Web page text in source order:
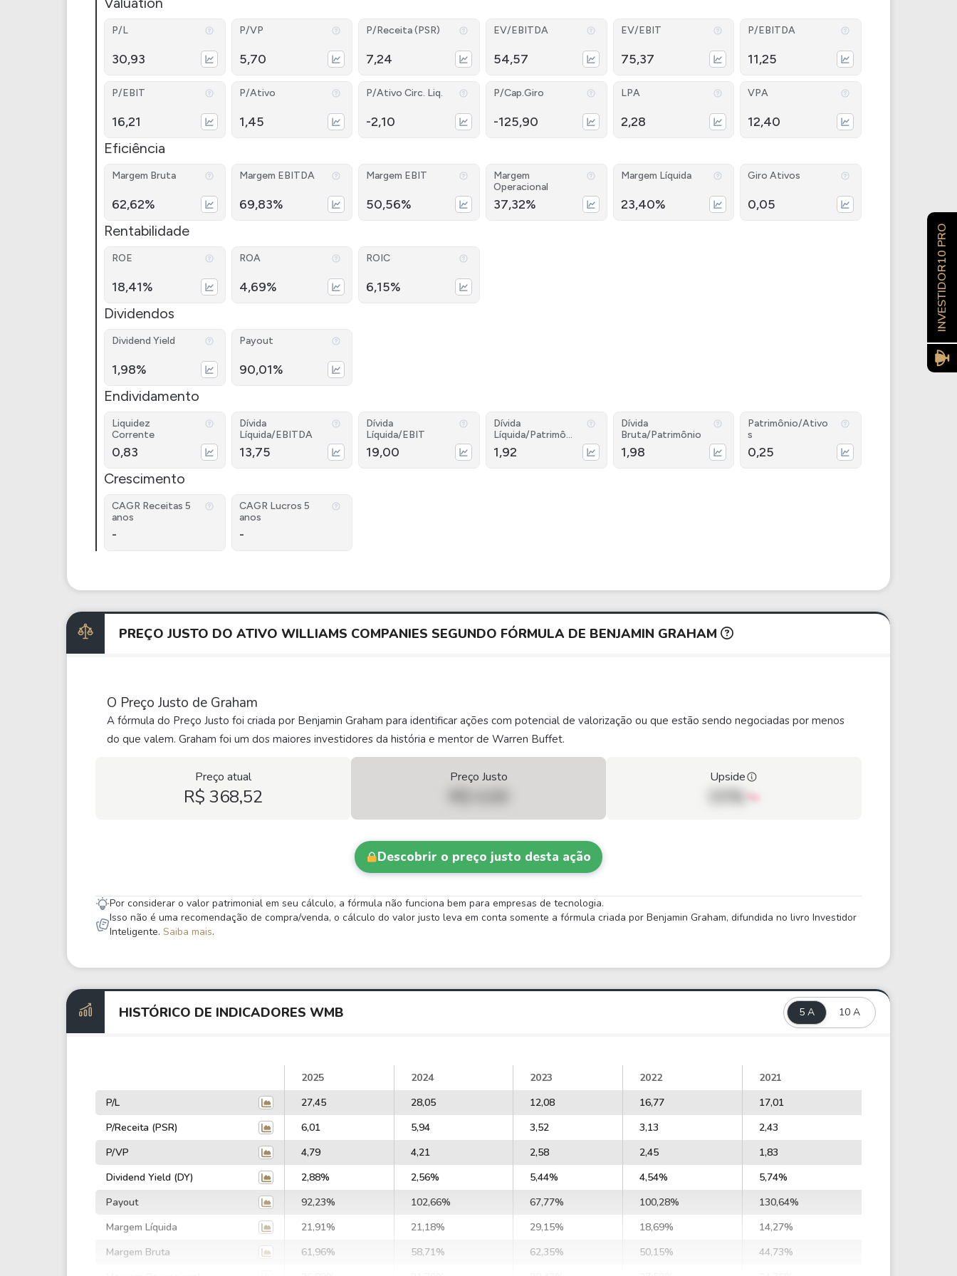
P/L
30,93
P/VP
5,70
P/Receita (PSR)
7,24
EV/EBITDA
54,57
EV/EBIT
75,37
P/EBITDA
11,25
P/EBIT
16,21
P/Ativo
1,45
P/Ativo Circ. Liq.
-2,10
P/Cap.Giro
-125,90
LPA
2,28
VPA
12,40
Eficiência
Margem Bruta
62,62%
Margem EBITDA
69,83%
Margem EBIT
50,56%
Margem
Operacional
37,32%
Margem Líquida
23,40%
Giro Ativos
0,05
Rentabilidade
ROE
18,41%
ROA
4,69%
ROIC
6,15%
Dividendos
Dividend Yield
1,98%
Payout
90,01%
Endividamento
Liquidez
Corrente
0,83
Dívida
Líquida/EBITDA
13,75
Dívida
Líquida/EBIT
19,00
Dívida
Líquida/Patrimôni
o
1,92
Dívida
Bruta/Patrimônio
1,98
Patrimônio/Ativo
s
0,25
Crescimento
CAGR Receitas 5
anos
-
CAGR Lucros 5
anos
-
PREÇO JUSTO DO ATIVO WILLIAMS COMPANIES SEGUNDO FÓRMULA DE BENJAMIN GRAHAM
O Preço Justo de Graham
A fórmula do Preço Justo foi criada por Benjamin Graham para identificar ações com potencial de valorização ou que estão sendo negociadas por menos
do que valem. Graham foi um dos maiores investidores da história e mentor de Warren Buffet.
Preço atual
R$ 368,52
Preço Justo Upside
00%
Descobrir o preço justo desta ação
Por considerar o valor patrimonial em seu cálculo, a fórmula não funciona bem para empresas de tecnologia.
Isso não é uma recomendação de compra/venda, o cálculo do valor justo leva em conta somente a fórmula criada por Benjamin Graham, difundida no livro Investidor
Inteligente. Saiba mais.
HISTÓRICO DE INDICADORES WMB 5 A 10 A
2025 2024 2023 2022
2021
P/L
27,45 28,05 12,08 16,77
17,01
P/Receita (PSR)
6,01 5,94 3,52 3,13
2,43
P/VP
4,79 4,21 2,58 2,45
1,83
Dividend Yield (DY)
2,88% 2,56% 5,44% 4,54%
5,74%
Payout
92,23% 102,66% 67,77% 100,28%
130,64%
Margem Líquida
21,91% 21,18% 29,15% 18,69%
14,27%
Margem Bruta
61,96% 58,71% 62,35% 50,15%
44,73%
INVESTIDOR10 PRO